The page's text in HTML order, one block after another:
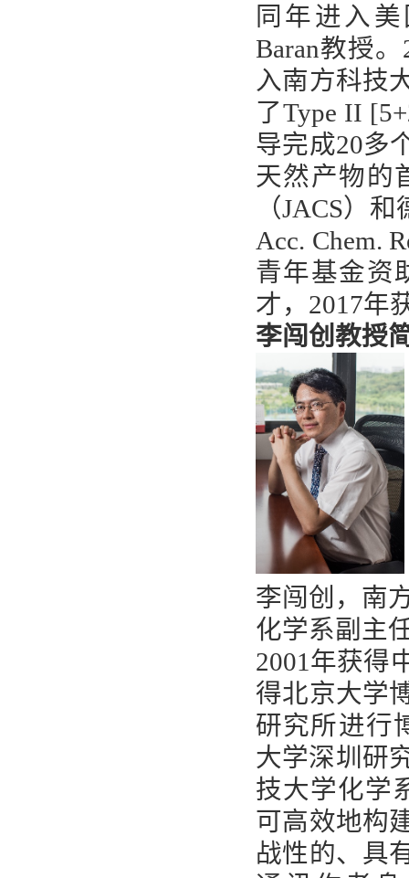
同年进入
Baran教授
入南方科技
了Type II
导完成20多
天然产物的
（JACS）
Acc. Chem.
青年基金资
才，2017年
李闯创教授
李闯创，南
化学系副主
2001年获得
得北京大学
研究所进行
大学深圳研
技大学化学
可高效地构
战性的、具